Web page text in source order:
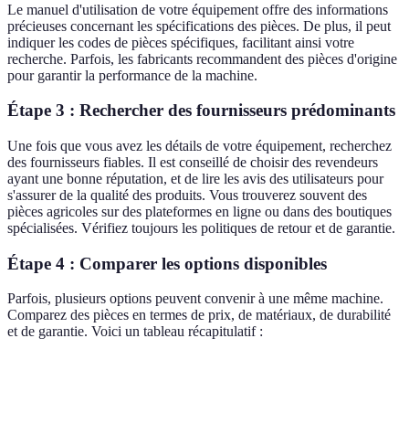
Le manuel d'utilisation de votre équipement offre des informations
précieuses concernant les spécifications des pièces. De plus, il peut
indiquer les codes de pièces spécifiques, facilitant ainsi votre
recherche. Parfois, les fabricants recommandent des pièces d'origine
pour garantir la performance de la machine.
Étape 3 : Rechercher des fournisseurs prédominants
Une fois que vous avez les détails de votre équipement, recherchez
des fournisseurs fiables. Il est conseillé de choisir des revendeurs
ayant une bonne réputation, et de lire les avis des utilisateurs pour
s'assurer de la qualité des produits. Vous trouverez souvent des
pièces agricoles sur des plateformes en ligne ou dans des boutiques
spécialisées. Vérifiez toujours les politiques de retour et de garantie.
Étape 4 : Comparer les options disponibles
Parfois, plusieurs options peuvent convenir à une même machine.
Comparez des pièces en termes de prix, de matériaux, de durabilité
et de garantie. Voici un tableau récapitulatif :